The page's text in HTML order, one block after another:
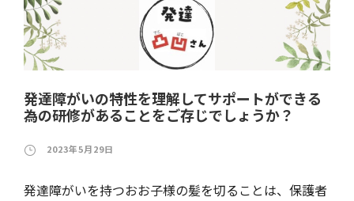
発達障がいの特性を理解してサポートができる
為の研修があることをご存じでしょうか？
2023年5月29日
発達障がいを持つおお子様の髪を切ることは、保護者